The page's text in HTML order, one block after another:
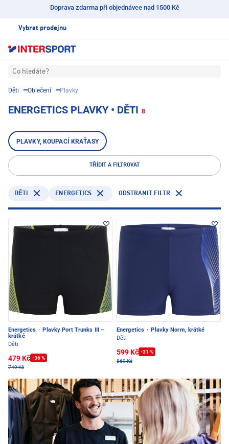
Doprava zdarma při objednávce nad 1500 Kč
Vybrat prodejnu
Co hledáte?
Děti Oblečení Plavky
ENERGETICS PLAVKY • DĚTI 8
PLAVKY, KOUPACÍ KRAŤASY
TŘÍDIT A FILTROVAT
DĚTI ENERGETICS ODSTRANIT FILTR
Energetics · Plavky Port Trunks III –
krátké
Děti
479 Kč -36 %
749 Kč
Energetics · Plavky Norm, krátké
Děti
599 Kč -31 %
869 Kč